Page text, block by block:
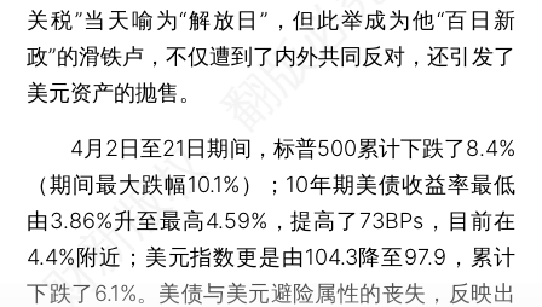
关税”当天喻为“解放日”，但此举成为他“百日新
政”的滑铁卢，不仅遭到了内外共同反对，还引发了
美元资产的抛售。
4月2日至21日期间，标普500累计下跌了8.4%
（期间最大跌幅10.1%）；10年期美债收益率最低
由3.86%升至最高4.59%，提高了73BPs，目前在
4.4%附近；美元指数更是由104.3降至97.9，累计
下跌了6.1%。 美债与美元避险属性的丧失，反映出